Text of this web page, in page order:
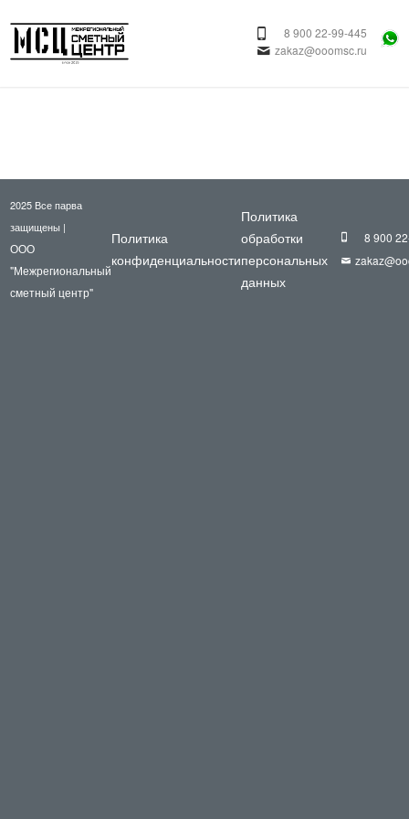
8 900 22-99-445
zakaz@ooomsc.ru
2025 Все парва
защищены |
ООО
"Межрегиональный
сметный центр"
Политика
конфиденциальности
Политика
обработки
персональных
данных
8 900